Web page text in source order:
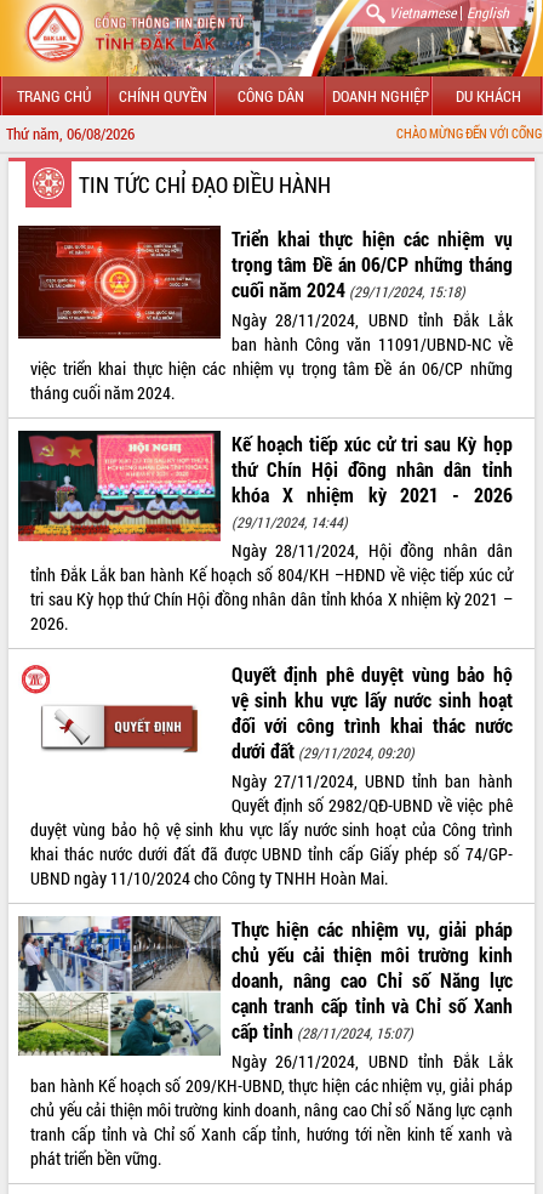
Vietnamese| English
TRANG CHỦ CHÍNH QUYỀN CÔNG DÂN DOANH NGHIỆP DU KHÁCH
Thứ năm, 06/08/2026 CHÀO MỪNG ĐẾN VỚI CỔNG THÔNG TIN ĐIỆN
GIỚI THIỆU
LÃNH ĐẠO UBND TỈNH
TIN TỨC SỰ KIỆN
SỞ, BAN, NGÀNH
UBND CÁC XÃ, PHƯỜNG
THÔNG TIN CHỈ ĐẠO ĐIỀU HÀNH
HỆ THỐNG VĂN BẢN
VĂN BẢN HĐND TỈNH
ĐIỂM TIN VĂN BẢN
QUY HOẠCH - KẾ HOẠCH
VIDEO
Không có file video nào để phát.
TIN TỨC CHỈ ĐẠO ĐIỀU HÀNH
Triển khai thực hiện các nhiệm vụ
trọng tâm Đề án 06/CP những tháng
cuối năm 2024 (29/11/2024, 15:18)
Ngày 28/11/2024, UBND tỉnh Đắk Lắk
ban hành Công văn 11091/UBND-NC về
việc triển khai thực hiện các nhiệm vụ trọng tâm Đề án 06/CP những
tháng cuối năm 2024.
Kế hoạch tiếp xúc cử tri sau Kỳ họp
thứ Chín Hội đồng nhân dân tỉnh
khóa X nhiệm kỳ 2021 - 2026
(29/11/2024, 14:44)
Ngày 28/11/2024, Hội đồng nhân dân
tỉnh Đắk Lắk ban hành Kế hoạch số 804/KH –HĐND về việc tiếp xúc cử
tri sau Kỳ họp thứ Chín Hội đồng nhân dân tỉnh khóa X nhiệm kỳ 2021 –
2026.
Quyết định phê duyệt vùng bảo hộ
vệ sinh khu vực lấy nước sinh hoạt
đối với công trình khai thác nước
dưới đất (29/11/2024, 09:20)
Ngày 27/11/2024, UBND tỉnh ban hành
Quyết định số 2982/QĐ-UBND về việc phê
duyệt vùng bảo hộ vệ sinh khu vực lấy nước sinh hoạt của Công trình
khai thác nước dưới đất đã được UBND tỉnh cấp Giấy phép số 74/GP-
UBND ngày 11/10/2024 cho Công ty TNHH Hoàn Mai.
Thực hiện các nhiệm vụ, giải pháp
chủ yếu cải thiện môi trường kinh
doanh, nâng cao Chỉ số Năng lực
cạnh tranh cấp tỉnh và Chỉ số Xanh
cấp tỉnh (28/11/2024, 15:07)
Ngày 26/11/2024, UBND tỉnh Đắk Lắk
ban hành Kế hoạch số 209/KH-UBND, thực hiện các nhiệm vụ, giải pháp
chủ yếu cải thiện môi trường kinh doanh, nâng cao Chỉ số Năng lực cạnh
tranh cấp tỉnh và Chỉ số Xanh cấp tỉnh, hướng tới nền kinh tế xanh và
phát triển bền vững.